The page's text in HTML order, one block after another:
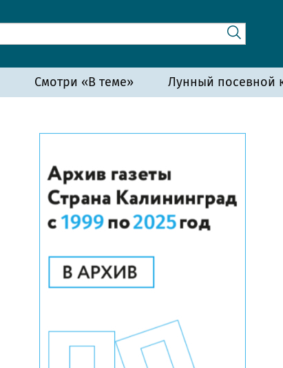
Смотри «В теме» Лунный посевной